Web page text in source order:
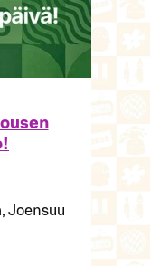
Joensuu